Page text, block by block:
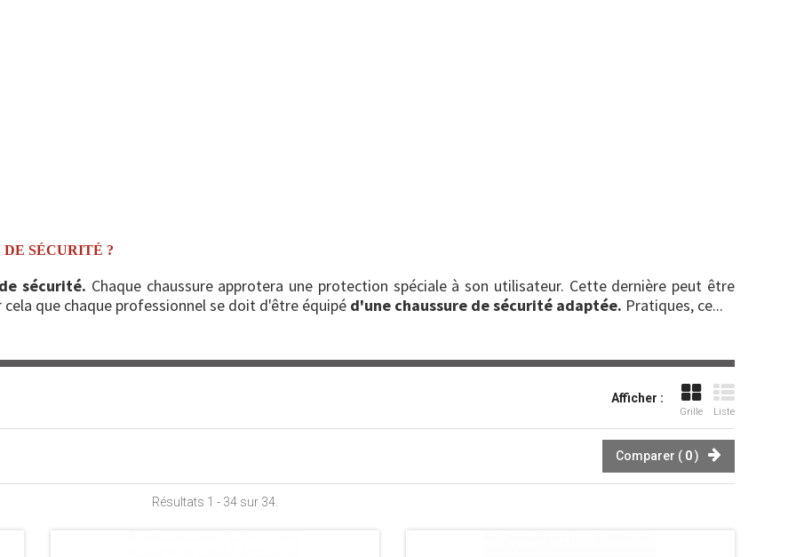
SÉCURITÉ ?
sécurité. Chaque chaussure approtera une protection spéciale à son utilisateur. Cette dernière peut être
que chaque professionnel se doit d'être équipé d'une chaussure de sécurité adaptée. Pratiques, ce...
Afficher :
Grille Liste
Comparer ( 0)
Résultats 1 - 34 sur 34.